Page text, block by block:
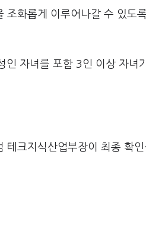
조화롭게 이루어나갈 수 있도
자녀를 포함 3인 이상 자녀
크지식산업부장이 최종 확인